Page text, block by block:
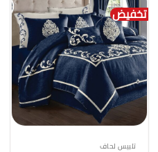
تخفيض
تلبيس لحاف